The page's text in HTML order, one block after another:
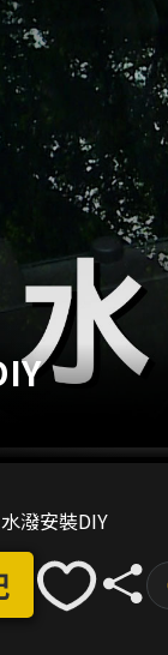
潑安裝DIY